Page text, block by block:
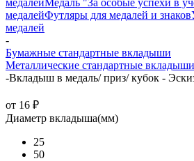
медалейФутляры для медалей и знаков
медалей
-
Бумажные стандартные вкладыши
Металлические стандартные вкладыши
-Вкладыш в медаль/ приз/ кубок -
от 16 ₽
Диаметр вкладыша(мм)
25
50